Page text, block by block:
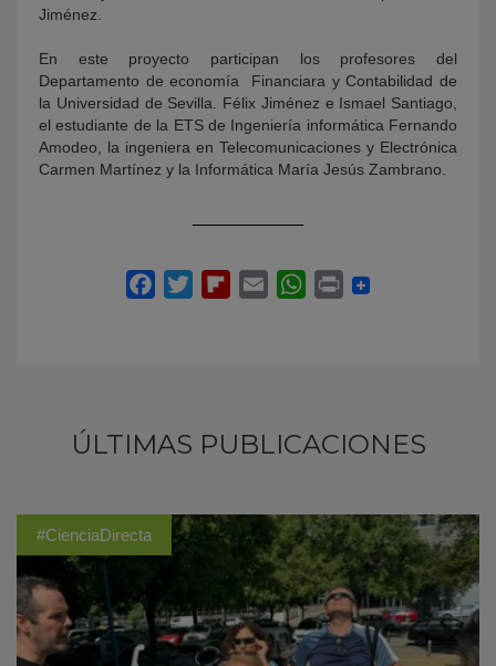
Jiménez.
En este proyecto participan los profesores del
Departamento de economía Financiara y Contabilidad de
la Universidad de Sevilla. Félix Jiménez e Ismael Santiago,
el estudiante de la ETS de Ingeniería informática Fernando
Amodeo, la ingeniera en Telecomunicaciones y Electrónica
Carmen Martínez y la Informática María Jesús Zambrano.
ÚLTIMAS PUBLICACIONES
#CienciaDirecta